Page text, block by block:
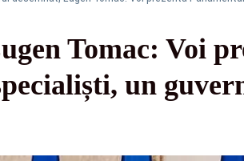
Tomac: Voi
un